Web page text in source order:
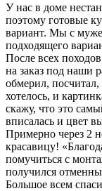
У нас в доме
поэтому готовые
вариант. Мы с
подходящего
После всех
на заказ под наши
обмерил,
хотелось, и
скажу, что это
вписалась и цвет
Примерно через 2
красавицу!
помучиться с
получился
Большое всем